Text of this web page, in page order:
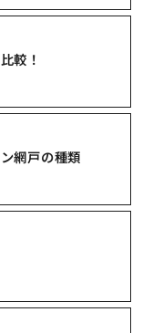
較！
網戸の種類